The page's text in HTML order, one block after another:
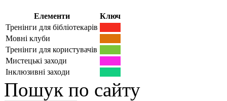
Елементи
Ключ
Тренінги для бібліотекарів
Мовні клуби
Тренінги для користувачів
Мистецькі заходи
Інклюзивні заходи
Пошук по сайту